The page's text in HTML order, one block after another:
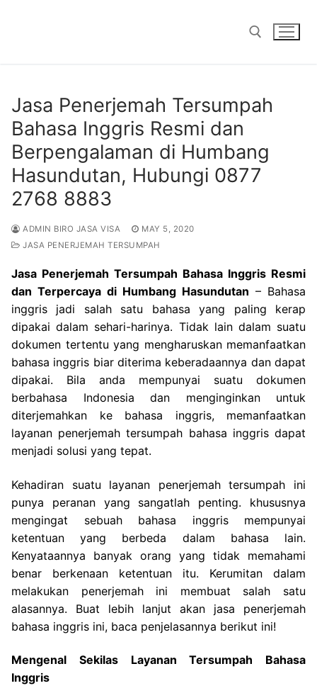
Jasa Penerjemah Tersumpah
Bahasa Inggris Resmi dan
Berpengalaman di Humbang
Hasundutan, Hubungi 0877
2768 8883
ADMIN BIRO JASA VISA
MAY 5, 2020
JASA PENERJEMAH TERSUMPAH
Jasa Penerjemah Tersumpah Bahasa Inggris Resmi
dan Terpercaya di Humbang Hasundutan – Bahasa
inggris jadi salah satu bahasa yang paling kerap
dipakai dalam sehari-harinya. Tidak lain dalam suatu
dokumen tertentu yang mengharuskan memanfaatkan
bahasa inggris biar diterima keberadaannya dan dapat
dipakai. Bila anda mempunyai suatu dokumen
berbahasa Indonesia dan menginginkan untuk
diterjemahkan ke bahasa inggris, memanfaatkan
layanan penerjemah tersumpah bahasa inggris dapat
menjadi solusi yang tepat.
Kehadiran suatu layanan penerjemah tersumpah ini
punya peranan yang sangatlah penting. khususnya
mengingat sebuah bahasa inggris mempunyai
ketentuan yang berbeda dalam bahasa lain.
Kenyataannya banyak orang yang tidak memahami
benar berkenaan ketentuan itu. Kerumitan dalam
melakukan penerjemah ini membuat salah satu
alasannya. Buat lebih lanjut akan jasa penerjemah
bahasa inggris ini, baca penjelasannya berikut ini!
Mengenal Sekilas Layanan Tersumpah Bahasa
Inggris